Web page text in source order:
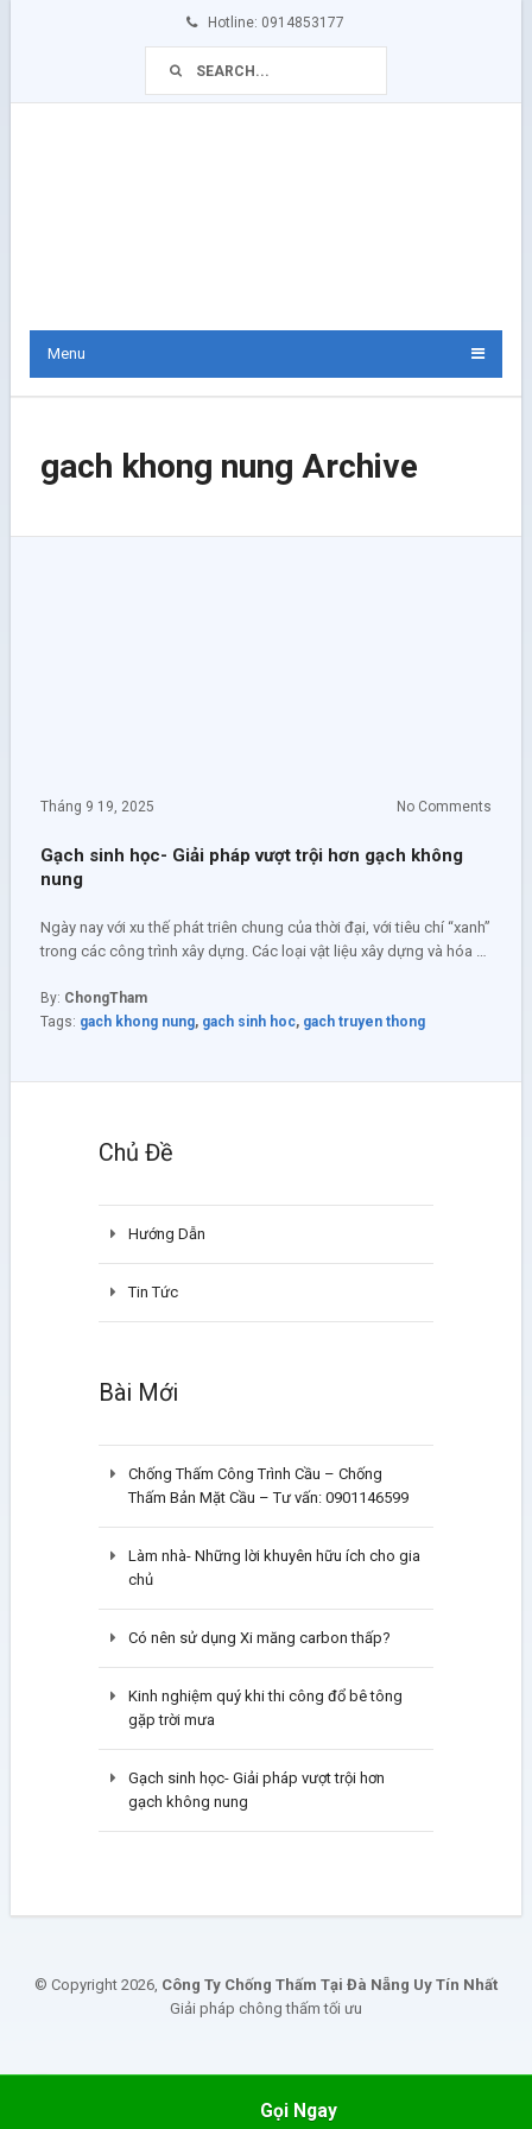
Hotline: 0914853177
Menu
gach khong nung Archive
Tháng 9 19, 2025 No Comments
Gạch sinh học- Giải pháp vượt trội hơn gạch không
nung
Ngày nay với xu thế phát triên chung của thời đại, với tiêu chí “xanh”
trong các công trình xây dựng. Các loại vật liệu xây dựng và hóa …
By: ChongTham
Tags: gach khong nung, gach sinh hoc, gach truyen thong
Chủ Đề
Hướng Dẫn
Tin Tức
Bài Mới
Chống Thấm Công Trình Cầu – Chống
Thấm Bản Mặt Cầu – Tư vấn: 0901146599
Làm nhà- Những lời khuyên hữu ích cho gia
chủ
Có nên sử dụng Xi măng carbon thấp?
Kinh nghiệm quý khi thi công đổ bê tông
gặp trời mưa
Gạch sinh học- Giải pháp vượt trội hơn
gạch không nung
© Copyright 2026, Công Ty Chống Thấm Tại Đà Nẵng Uy Tín Nhất
Giải pháp chông thấm tối ưu
Gọi Ngay